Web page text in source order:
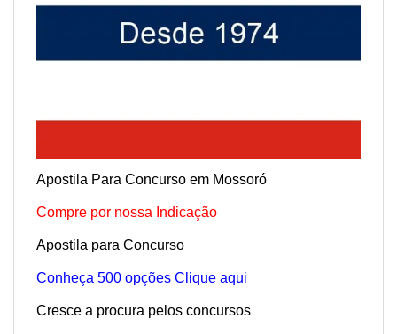
Apostila Para Concurso em Mossoró
Compre por nossa Indicação
Apostila para Concurso
Conheça 500 opções Clique aqui
Cresce a procura pelos concursos